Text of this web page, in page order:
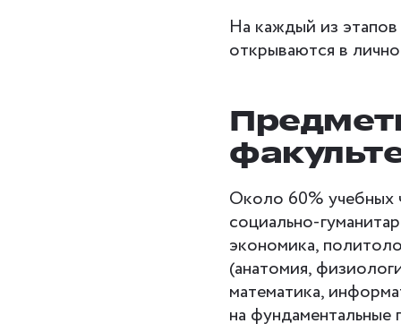
На каждый из
открываются в
Около 60% учебных
социально-
экономика,
(анатомия,
математика,
на